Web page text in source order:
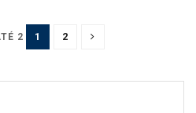
2 1 2